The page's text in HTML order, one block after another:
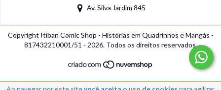
Av. Silva Jardim 845
Copyright Itiban Comic Shop - Histórias em Quadrinhos e Mangás -
817432210001/51 - 2026. Todos os direitos reservados.